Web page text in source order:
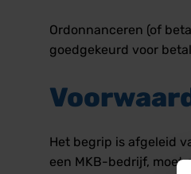
Ordonnanceren (of
goedgekeurd voor
Het begrip is afgeleid
een MKB-bedrijf, moet